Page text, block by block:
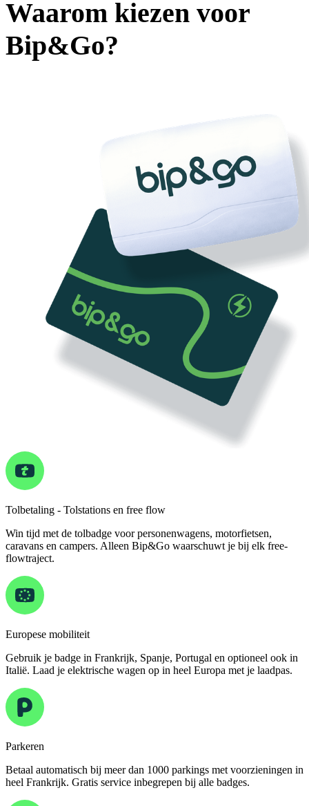
Waarom kiezen voor
Bip&Go?
Tolbetaling - Tolstations en free flow
Win tijd met de tolbadge voor personenwagens, motorfietsen,
caravans en campers. Alleen Bip&Go waarschuwt je bij elk free-
flowtraject.
Europese mobiliteit
Gebruik je badge in Frankrijk, Spanje, Portugal en optioneel ook in
Italië. Laad je elektrische wagen op in heel Europa met je laadpas.
Parkeren
Betaal automatisch bij meer dan 1000 parkings met voorzieningen in
heel Frankrijk. Gratis service inbegrepen bij alle badges.